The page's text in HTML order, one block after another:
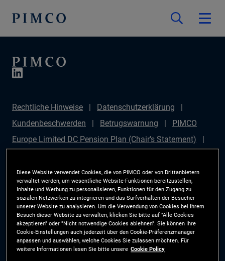
Rechtliche Hinweise
Datenschutzerklärung
Kundenbeschwerden
Betrugswarnung
PIMCO
Europe Limited DC Pension Plan (Chair's Statement)
Investment Principles (SIP))
Sustainable Finance
Disclosures Regulation (SFDR)
PIMCO Europe
Limited DC Pension Plan (Implementation Statement)
PAI Disclosure
Anlegerrechte
Site Map
Cookie-Präferenzmanager
Diese Website verwendet Cookies, die von PIMCO oder von Drittanbietern
verwaltet werden, um wesentliche Website-Funktionen bereitzustellen,
Inhalte und Werbung zu personalisieren, Funktionen für den Zugang zu
sozialen Netzwerken zu integrieren und das Surfverhalten der Besucher
unserer Website zu analysieren. Um die Verwendung von Cookies bei Ihrem
Besuch dieser Website zu verwalten, klicken Sie bitte auf "Alle Cookies
akzeptieren" oder "Nicht notwendige Cookies ablehnen". Sie können Ihre
Cookie-Einstellungen auch jederzeit über den Cookie-Präferenzmanager
anpassen und auswählen, welche Cookies Sie zulassen möchten. Für
weitere Informationen lesen Sie bitte unsere Cookie Policy